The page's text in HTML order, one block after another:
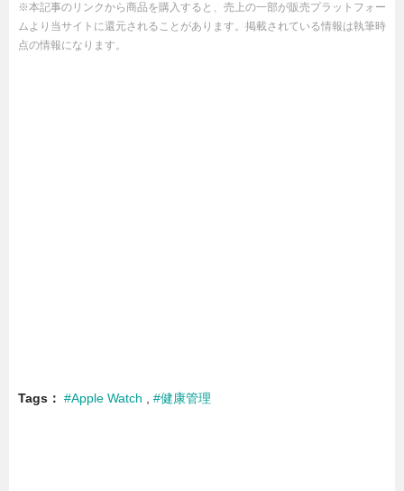
※本記事のリンクから商品を購入すると、売上の一部が販売プラットフォー
ムより当サイトに還元されることがあります。掲載されている情報は執筆時
点の情報になります。
Tags #Apple Watch #健康管理